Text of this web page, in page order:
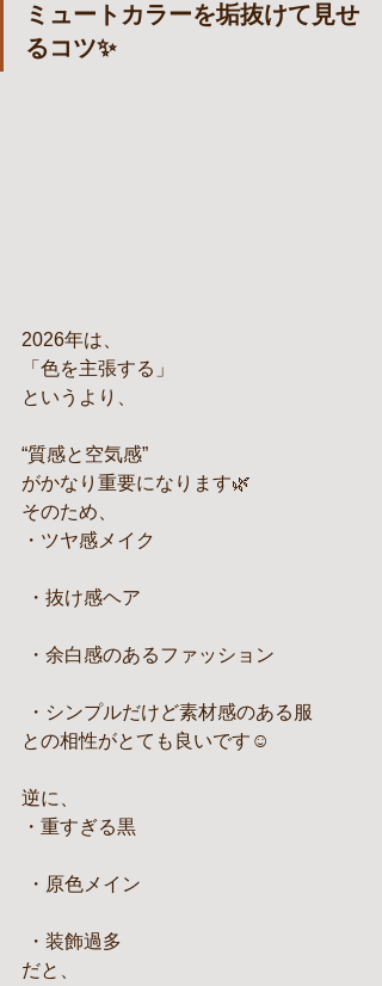
ミュートカラーを垢抜けて見せ
るコツ✨
2026年は、
「色を主張する」
というより、
“質感と空気感”
がかなり重要になります🌿
そのため、
・ツヤ感メイク
・抜け感ヘア
・余白感のあるファッション
・シンプルだけど素材感のある服
との相性がとても良いです☺️
逆に、
・重すぎる黒
・原色メイン
・装飾過多
だと、